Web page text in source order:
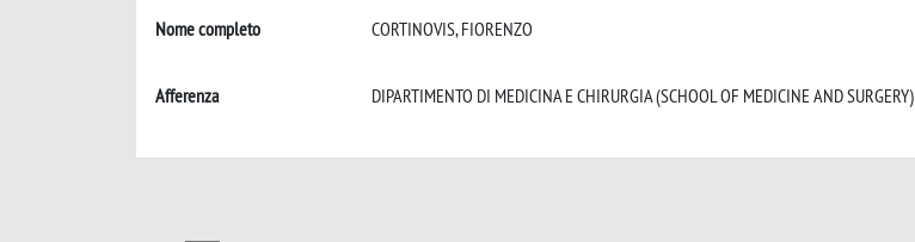
Nome completo CORTINOVIS, FIORENZO
Afferenza DIPARTIMENTO DI MEDICINA E CHIRURGIA (SCHOOL OF MEDICINE AND SURGERY)